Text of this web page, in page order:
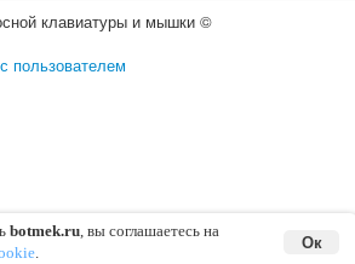
клавиатуры и мышки ©
пользователем